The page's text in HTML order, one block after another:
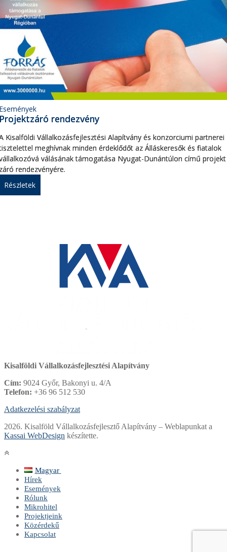
rendezvény
Kisalföldi Vállalkozásfejlesztési Alapítvány és konzorciumi partnerei
meghívnak minden érdeklődőt az Álláskeresők és fiatalok
válásának támogatása Nyugat-Dunántúlon című projekt
rendezvényére.
Részletek
Kisalföldi Vállalkozásfejlesztési Alapítvány
Cím: 9024 Győr, Bakonyi u. 4/A
Telefon: +36 96 512 530
Adatkezelési szabályzat
2026. Kisalföld Vállalkozásfejlesztő Alapítvány – Weblapunkat a
Kassai WebDesign készítette.
Magyar
English
Hírek
Események
Rólunk
Mikrohitel
Projektjeink
Közérdekű
Kapcsolat